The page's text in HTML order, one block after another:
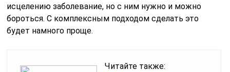
исцелению заболевание, но с ним нужно и можно
бороться. С комплексным подходом сделать это
будет намного проще.
Читайте также: